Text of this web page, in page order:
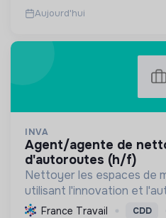
Aujourd'hui
INVA
agent/agente de nettoyage des aires
d'autoroutes (h/f)
Nettoyer les espaces de
utilisant l'innovation et
s'engage activement
France Travail CDD